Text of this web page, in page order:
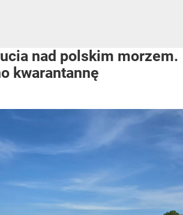
nad polskim morzem.
kwarantannę